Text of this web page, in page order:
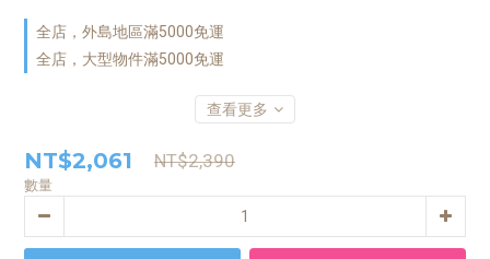
全店，外島地區滿5000免運
全店，大型物件滿5000免運
查看更多
NT$2,061 NT$2,390
數量